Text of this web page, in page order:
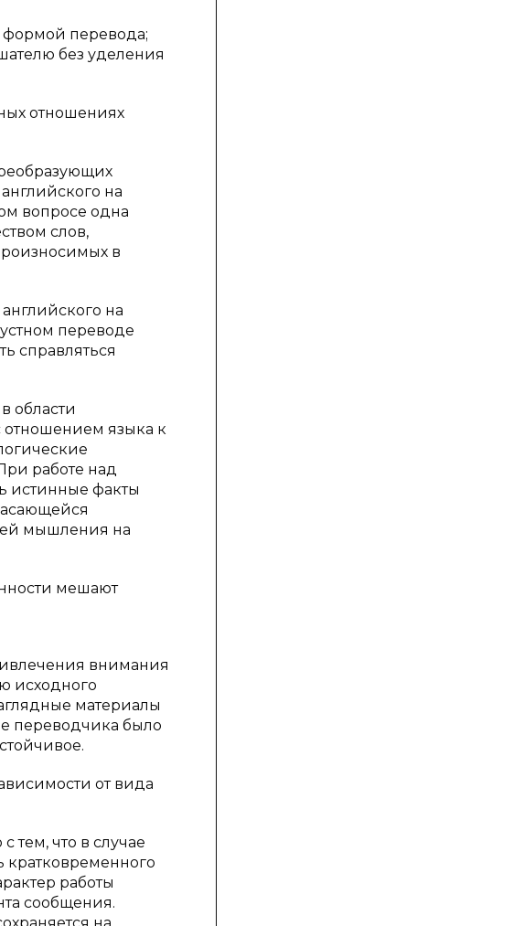
формой перевода;
без уделения
отношениях
на
вопросе одна
слов,
в
на
переводе
справляться
области
отношением языка к
работе над
истинные факты
мышления на
мешают
внимания
исходного
материалы
переводчика было
от вида
тем, что в случае
кратковременного
работы
сообщения.